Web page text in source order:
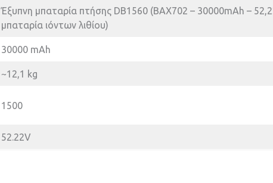
Έξυπνη μπαταρία πτήσης DB1560 (BAX702 – 30000mAh –
μπαταρία ιόντων λιθίου)
30000 mAh
~12,1 kg
1500
52.22V